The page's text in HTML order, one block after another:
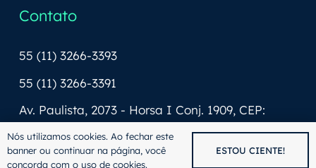
Contato
55 (11) 3266-3393
55 (11) 3266-3391
Av. Paulista, 2073 - Horsa I Conj. 1909, CEP:
01311-940
contato@thomaslaw.adv.br
Nós utilizamos cookies. Ao fechar este
banner ou continuar na página, você
concorda com o uso de cookies.
ESTOU CIENTE!